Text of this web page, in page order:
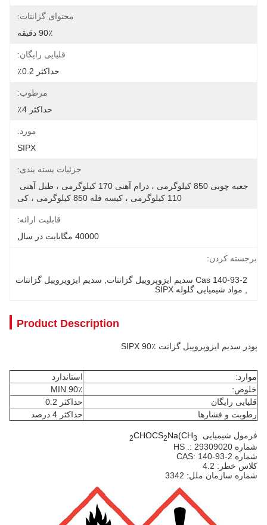
محتوای گزانتات:
90٪ دقیقه
قلیایی رایگان:
حداکثر 0.2٪
مرطوب:
حداکثر 4٪
مورد:
SIPX
جزئیات بسته بندی:
110 کیلوگرمی ، کیسه فله 850 کیلوگرمی ، کی
قابلیت ارائه:
40000 مگابایت در سال
برجسته کردن:
Cas 140-93-2 سدیم ایزوپروپیل گزانتات ,
سدیم ایزوپروپیل گزانتات
مواد شیمیایی گلوله SIPX
Product Description
پودر سدیم ایزوپروپیل گزانت SIPX 90٪
موارد:
استاندارد
خلوص:
90٪ MIN
قلیایی رایگان
حداکثر 0.2
رطوبت و فشارها
حداکثر 4 درصد
فرمول شیمیایی (CH
)
2CHOCS2Na
شماره HS .: 29309020
شماره CAS: 140-93-2
کلاس خطر: 4.2
شماره سازمان ملل: 3342